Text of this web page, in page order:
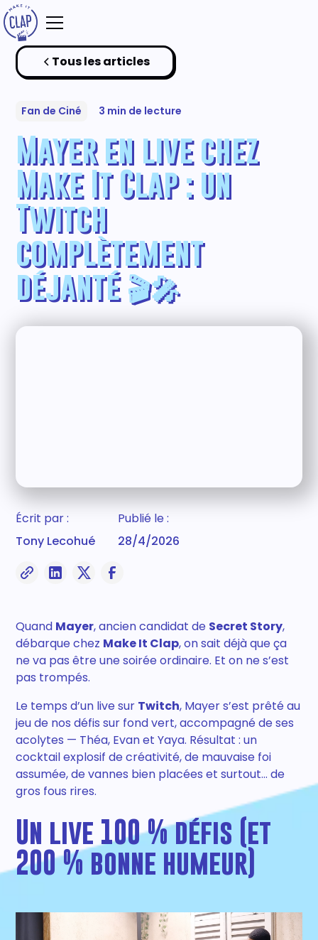
Tous les articles
Fan de Ciné 3 min de lecture
Mayer en live chez
Make It Clap : un
Twitch
complètement
déjanté 🎬🎤
Écrit par :
Tony Lecohué
Publié le :
28/4/2026
Quand Mayer, ancien candidat de Secret Story,
débarque chez Make It Clap, on sait déjà que ça
ne va pas être une soirée ordinaire. Et on ne s’est
pas trompés.
Le temps d’un live sur Twitch, Mayer s’est prêté au
jeu de nos défis sur fond vert, accompagné de ses
acolytes — Théa, Evan et Yaya. Résultat : un
cocktail explosif de créativité, de mauvaise foi
assumée, de vannes bien placées et surtout… de
gros fous rires.
Un live 100 % défis (et
200 % bonne humeur)